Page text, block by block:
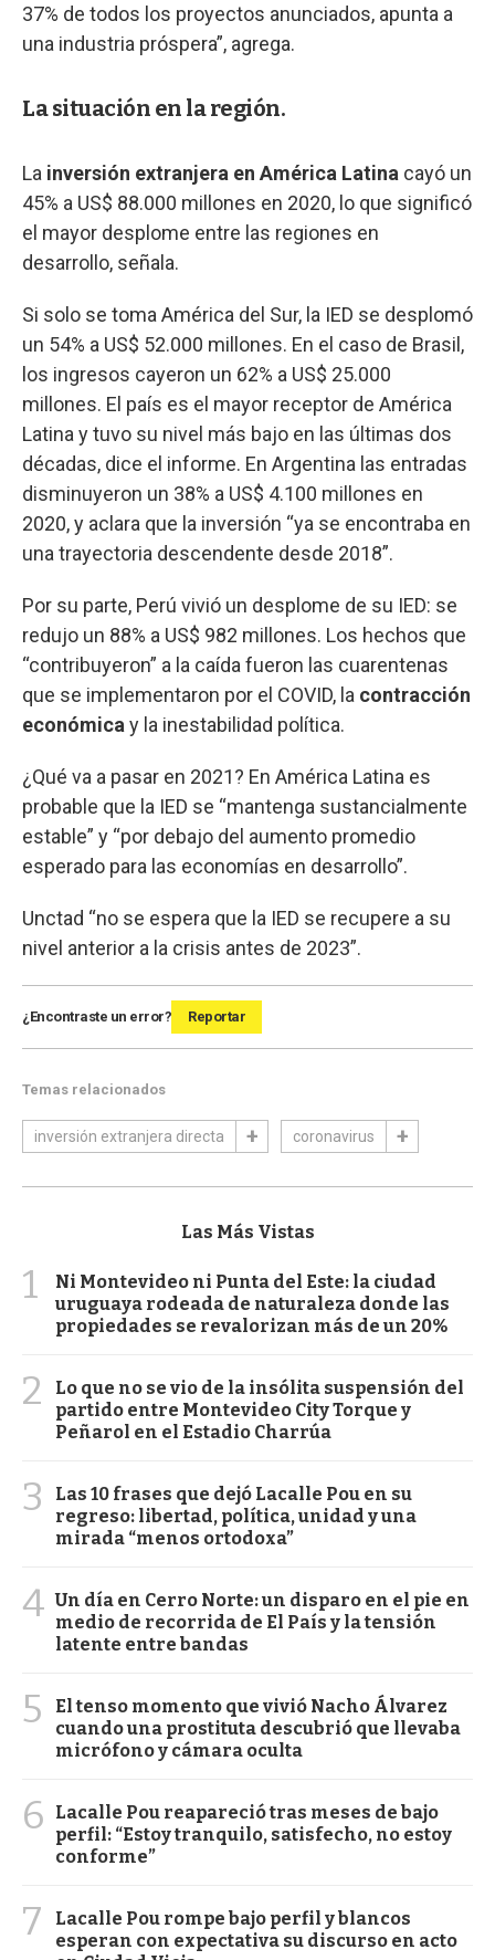
37% de todos los proyectos anunciados, apunta a
una industria próspera”, agrega.
La situación en la región.
La inversión extranjera en América Latina cayó un
45% a US$ 88.000 millones en 2020, lo que significó
el mayor desplome entre las regiones en
desarrollo, señala.
Si solo se toma América del Sur, la IED se desplomó
un 54% a US$ 52.000 millones. En el caso de Brasil,
los ingresos cayeron un 62% a US$ 25.000
millones. El país es el mayor receptor de América
Latina y tuvo su nivel más bajo en las últimas dos
décadas, dice el informe. En Argentina las entradas
disminuyeron un 38% a US$ 4.100 millones en
2020, y aclara que la inversión “ya se encontraba en
una trayectoria descendente desde 2018”.
Por su parte, Perú vivió un desplome de su IED: se
redujo un 88% a US$ 982 millones. Los hechos que
“contribuyeron” a la caída fueron las cuarentenas
que se implementaron por el COVID, la contracción
económica y la inestabilidad política.
¿Qué va a pasar en 2021? En América Latina es
probable que la IED se “mantenga sustancialmente
estable” y “por debajo del aumento promedio
esperado para las economías en desarrollo”.
Unctad “no se espera que la IED se recupere a su
nivel anterior a la crisis antes de 2023”.
¿Encontraste un error? Reportar
Temas relacionados
inversión extranjera directa coronavirus
Las Más Vistas
1
Ni Montevideo ni Punta del Este: la ciudad
uruguaya rodeada de naturaleza donde las
propiedades se revalorizan más de un 20%
2
Lo que no se vio de la insólita suspensión del
partido entre Montevideo City Torque y
Peñarol en el Estadio Charrúa
3
Las 10 frases que dejó Lacalle Pou en su
regreso: libertad, política, unidad y una
mirada “menos ortodoxa”
4 Un día en Cerro Norte: un disparo en el pie en
medio de recorrida de El País y la tensión
latente entre bandas
5
El tenso momento que vivió Nacho Álvarez
cuando una prostituta descubrió que llevaba
micrófono y cámara oculta
6
Lacalle Pou reapareció tras meses de bajo
perfil: “Estoy tranquilo, satisfecho, no estoy
conforme”
7
Lacalle Pou rompe bajo perfil y blancos
esperan con expectativa su discurso en acto